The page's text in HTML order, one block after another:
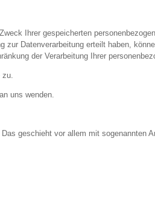
Ihrer gespeicherten
Datenverarbeitung erteilt haben,
der Verarbeitung Ihrer
zu.
uns wenden.
geschieht vor allem mit sogenannten